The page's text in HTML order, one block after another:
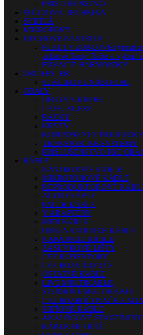
PRÍSLUŠENSTVO
ŠTÚDIOVÁ TECHNIKA
SVETLÁ
MIKROFÓNY
DYCHOVÉ NÁSTROJE
FLAUTY-ZOBCOVÉVybrali
zobcové flauty. Ráčte si vybrať
FÚKACIE HARMONIKY
ORCHESTER
SLÁČIKOVÉ NÁSTROJE
OBALY
OBALY A KUFRE
CASE, KUFRE
RACKY
KRYTY
KOMPONENTY PRE
TRANSPORTNÉ SYSTÉMY
PRÍSLUŠENSTVO PRE
KÁBLE
NÁSTROJOVÉ KÁBLE
MIKROFÓNOVÉ KÁBLE
REPRODUKTOROVÉ
AUDIO KÁBLE
PATCH KÁBLE
Y ADAPTÉRY
MIDI KÁBLE
DMX A RIADIACE KÁBLE
NAPÁJACIE KÁBLE
ZÁSUVKOVÉ LIŠTY
CEE KONEKTORY
CEE ROZVÁDZAČE
OSTATNÉ KÁBLE
LIVE MULTIKÁBLE
ŠTÚDIOVÉ MULTIKÁBLE
CAT ROZBOČOVAČE A
SIEŤOVÉ KÁBLE
ANALÓGOVÉ STAGEBOXY
KÁBLE METRÁŽ